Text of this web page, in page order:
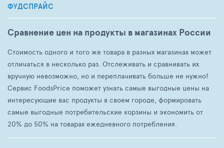
ФУДСПРАЙС
Сравнение цен на продукты в магазинах России
Стоимость одного и того же товара в разных магазинах может
отличаться в несколько раз. Отслеживать и сравнивать их
вручную невозможно, но и переплачивать больше не нужно!
Сервис FoodsPrice поможет узнать самые выгодные цены на
интересующие вас продукты в своем городе, формировать
самые выгодные потребительские корзины и экономить от
20% до 50% на товарах ежедневного потребления.